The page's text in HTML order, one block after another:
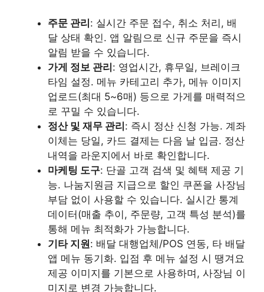
주문 관리 : 실시간 주문 접수, 취소 처리, 배
달 상태 확인. 앱 알림으로 신규 주문을 즉시
알림 받을 수 있습니다.
가게 정보 관리 : 영업시간, 휴무일, 브레이크
타임 설정. 메뉴 카테고리 추가, 메뉴 이미지
업로드(최대 5~6매) 등으로 가게를 매력적으
로 꾸밀 수 있습니다.
정산 및 재무 관리 : 즉시 정산 신청 가능. 계좌
이체는 당일, 카드 결제는 다음 날 입금. 정산
내역을 라운지에서 바로 확인합니다.
마케팅 도구: 단골 고객 검색 및 혜택 제공 기
능. 나눔지원금 지급으로 할인 쿠폰을 사장님
부담 없이 사용할 수 있습니다. 실시간 통계
데이터(매출 추이, 주문량, 고객 특성 분석)를
통해 메뉴 최적화가 가능합니다.
기타 지원: 배달 대행업체/POS 연동, 타 배달
앱 메뉴 동기화. 입점 후 메뉴 설정 시 땡겨요
제공 이미지를 기본으로 사용하며, 사장님 이
미지로 변경 가능합니다.